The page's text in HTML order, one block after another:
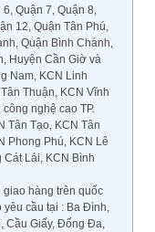
Quận 7, Quận 8,
12, Quận Tân Phú,
Quận Bình Chánh,
Huyện Cần Giờ và
Nam, KCN Linh
Thuận, KCN Vĩnh
nghệ cao TP.
Tân Tạo, KCN Tân
Phong Phú, KCN Lê
Cát Lái, KCN Bình
hàng trên quốc
cầu tại : Ba Đình,
Cầu Giấy, Đống Đa,